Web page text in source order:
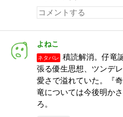
よねこ
ネタバレ
積読解消。仔竜
張る優生思想、ツンデ
愛さで溢れていた。『
竜については今後明か
ろ。